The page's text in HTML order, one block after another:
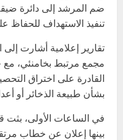
ضم المرشد إلى دائرة
تنفيذ الاستهداف للحفاظ
تقارير إعلامية أشارت
مجمع مرتبط بخامنئي،
القادرة على اختراق
بشأن طبيعة الذخائر أو
في الساعات الأولى، بثت
بينها إعلان عن خطاب